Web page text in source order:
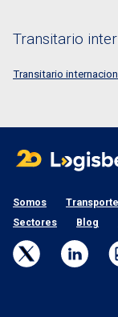
Transitario
Transitario
Somos
Sectores
Blog